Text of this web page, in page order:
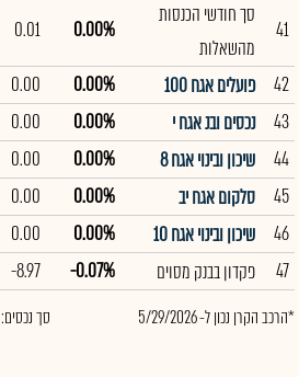
41
סך חודשי הכנסות
מהשאלות
0.00%
0.01
42
פועלים אגח 100 0.00%
0.00
43
נכסים ובנ אגח י 0.00%
0.00
44
שיכון ובינוי אגח 8 0.00%
0.00
45
סלקום אגח יב 0.00%
0.00
46
שיכון ובינוי אגח 10 0.00%
0.00
47
פקדון בבנק מסוים -0.07%
-8.97
*הרכב הקרן נכון ל- 5/29/2026 סך נכסים: 53,813.80